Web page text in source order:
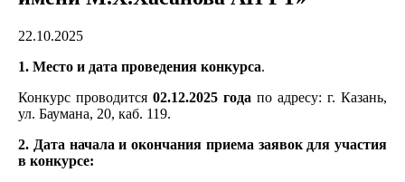
22.10.2025
1. Место и дата проведения конкурса.
Конкурс проводится 02.12.2025 года по адресу: г. Казань,
ул. Баумана, 20, каб. 119.
2. Дата начала и окончания приема заявок для участия
в конкурсе: